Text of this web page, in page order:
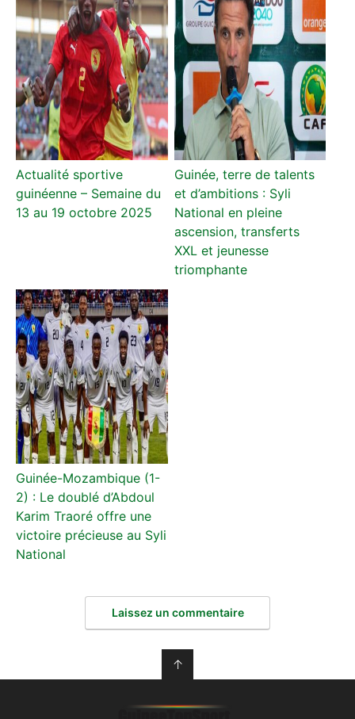
Actualité sportive
guinéenne – Semaine du
13 au 19 octobre 2025
Guinée, terre de talents
et d’ambitions : Syli
National en pleine
ascension, transferts
XXL et jeunesse
triomphante
Guinée-Mozambique (1-
2) : Le doublé d’Abdoul
Karim Traoré offre une
victoire précieuse au Syli
National
Laissez un commentaire
↑